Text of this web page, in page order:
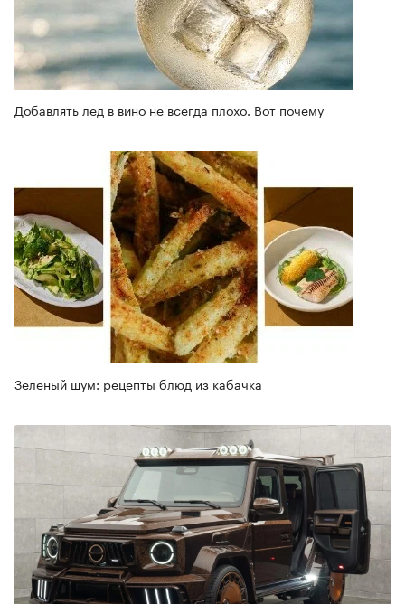
Добавлять лед в вино не всегда плохо. Вот почему
Зеленый шум: рецепты блюд из кабачка